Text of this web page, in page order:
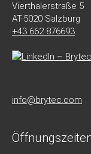
Vierthalerstraße 5
AT-5020 Salzburg
+43 662 876693
info@brytec.com